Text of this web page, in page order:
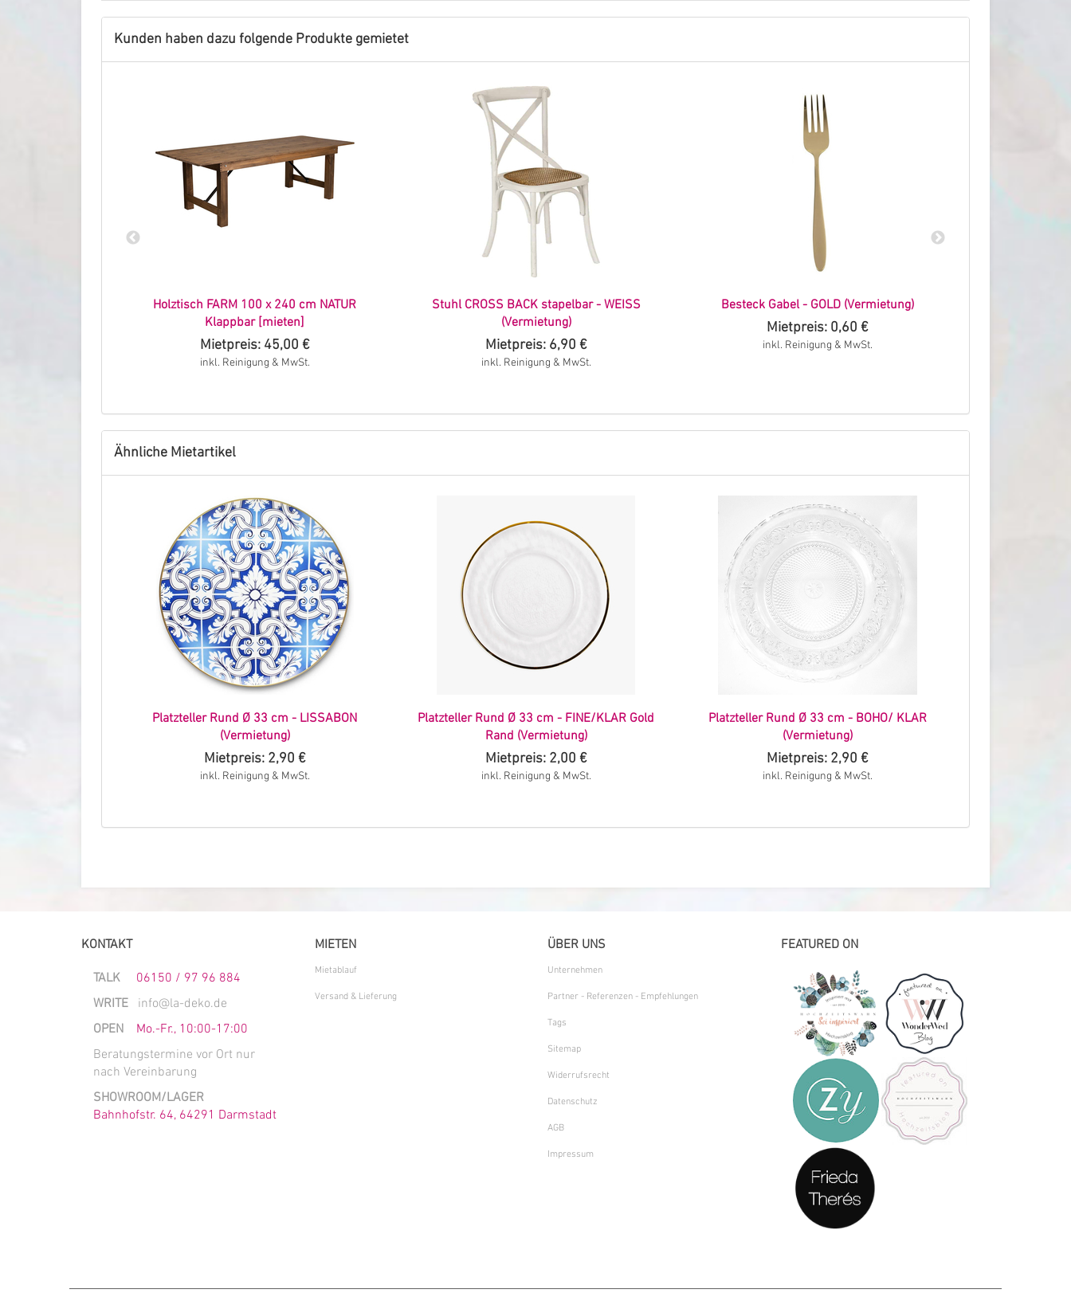
Kunden haben dazu folgende Produkte gemietet
Holztisch FARM 100 x 240 cm NATUR
Klappbar [mieten]
Mietpreis: 45,00 €
inkl. Reinigung & MwSt.
Stuhl CROSS BACK stapelbar - WEISS
(Vermietung)
Mietpreis: 6,90 €
inkl. Reinigung & MwSt.
Besteck Gabel - GOLD (Vermietung)
Mietpreis: 0,60 €
inkl. Reinigung & MwSt.
Ähnliche Mietartikel
Platzteller Rund Ø 33 cm - LISSABON
(Vermietung)
Mietpreis: 2,90 €
inkl. Reinigung & MwSt.
Platzteller Rund Ø 33 cm - FINE/KLAR Gold
Rand (Vermietung)
Mietpreis: 2,00 €
inkl. Reinigung & MwSt.
Platzteller Rund Ø 33 cm - BOHO/ KLAR
(Vermietung)
Mietpreis: 2,90 €
inkl. Reinigung & MwSt.
KONTAKT
TALK 06150 / 97 96 884
WRITE info@la-deko.de
OPEN Mo.-Fr., 10:00-17:00
Beratungstermine vor Ort nur
nach Vereinbarung
SHOWROOM/LAGER
Bahnhofstr. 64, 64291 Darmstadt
MIETEN
Mietablauf
Versand & Lieferung
ÜBER UNS
Unternehmen
Partner - Referenzen - Empfehlungen
Tags
Sitemap
Widerrufsrecht
Datenschutz
AGB
Impressum
FEATURED ON